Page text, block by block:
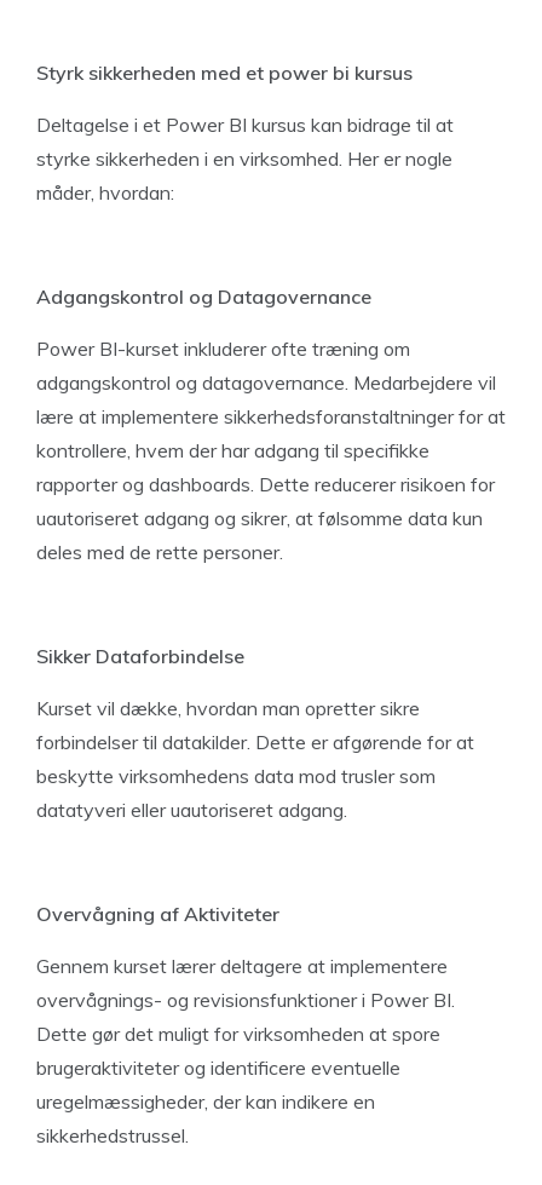
Styrk sikkerheden med et power bi kursus
Deltagelse i et Power BI kursus kan bidrage til at
styrke sikkerheden i en virksomhed. Her er nogle
måder, hvordan:
Adgangskontrol og Datagovernance
Power BI-kurset inkluderer ofte træning om
adgangskontrol og datagovernance. Medarbejdere vil
lære at implementere sikkerhedsforanstaltninger for at
kontrollere, hvem der har adgang til specifikke
rapporter og dashboards. Dette reducerer risikoen for
uautoriseret adgang og sikrer, at følsomme data kun
deles med de rette personer.
Sikker Dataforbindelse
Kurset vil dække, hvordan man opretter sikre
forbindelser til datakilder. Dette er afgørende for at
beskytte virksomhedens data mod trusler som
datatyveri eller uautoriseret adgang.
Overvågning af Aktiviteter
Gennem kurset lærer deltagere at implementere
overvågnings- og revisionsfunktioner i Power BI.
Dette gør det muligt for virksomheden at spore
brugeraktiviteter og identificere eventuelle
uregelmæssigheder, der kan indikere en
sikkerhedstrussel.